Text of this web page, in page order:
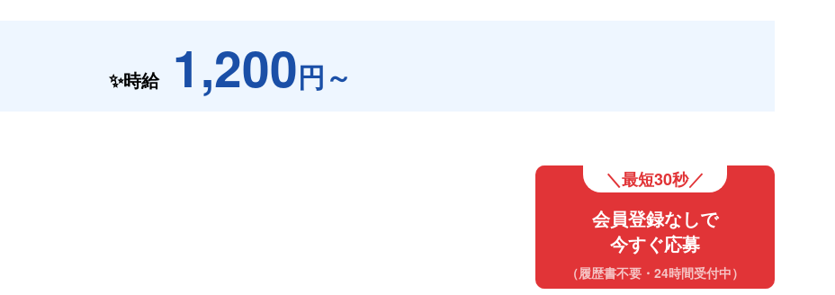
✨時給 1,200円～
＼最短30秒／
会員登録なしで
今すぐ応募
（履歴書不要・24時間受付中）